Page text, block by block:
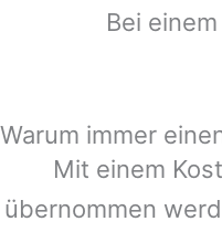
Bei
Warum immer
Mit einem
übernommen